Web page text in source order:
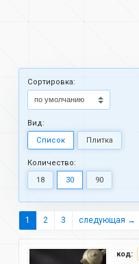
Cортировка:
Вид:
Список
Плитка
Количество:
18
30 90
1 2 3 следующая →
код: